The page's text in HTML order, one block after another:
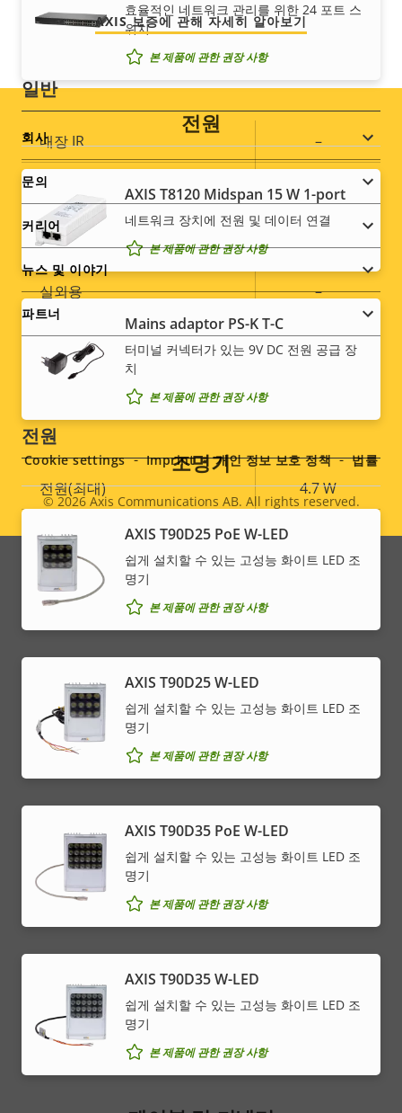
설
성
값
IEEE 802.1X
일반
속
성
설
명
속
값
내장 IR –
로컬 스토리지(메모리 카드 슬
롯)
예
작동 온도 -20 to 50 °C
실외용 –
파손 등급 -
IP 등급
전원
속
성
설
명
속
전원(최대) 4.7 W
전원(평균)
DC 입력 전압 8-28 V
효율적인 네트워크 관리를 위한 24 포트 스
위치
본 제품에 관한 권장 사항
전원
AXIS T8120 Midspan 15 W 1-port
네트워크 장치에 전원 및 데이터 연결
본 제품에 관한 권장 사항
Mains adaptor PS-K T-C
터미널 커넥터가 있는 9V DC 전원 공급 장
치
본 제품에 관한 권장 사항
조명기
AXIS T90D25 PoE W-LED
쉽게 설치할 수 있는 고성능 화이트 LED 조
명기
본 제품에 관한 권장 사항
AXIS T90D25 W-LED
쉽게 설치할 수 있는 고성능 화이트 LED 조
명기
본 제품에 관한 권장 사항
AXIS T90D35 PoE W-LED
쉽게 설치할 수 있는 고성능 화이트 LED 조
명기
본 제품에 관한 권장 사항
AXIS T90D35 W-LED
쉽게 설치할 수 있는 고성능 화이트 LED 조
명기
본 제품에 관한 권장 사항
AXIS 보증에 관해 자세히 알아보기
Footer
menu
회사
문의
커리어
뉴스 및 이야기
파트너
Social
menu
Legal
menu
© 2026Axis Communications AB. All rights reserved.
Cookie settings Imprint 개인 정보 보호 정책 법률